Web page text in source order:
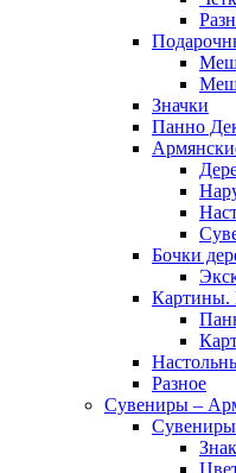
Значки
Панно
Бочки
Картины.
Разное
Сувениры –
Сувениры